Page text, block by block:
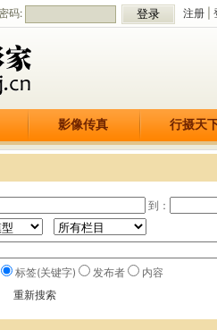
码: 注册
影像传真 行摄天
到：
标签(关键字) 发布者
内容
重新搜索